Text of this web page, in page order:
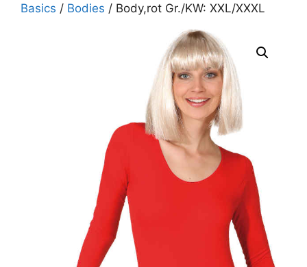
Basics / Bodies / Body,rot Gr./KW: XXL/XXXL